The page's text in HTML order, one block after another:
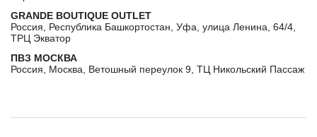
GRANDE BOUTIQUE OUTLET
Россия, Республика Башкортостан, Уфа, улица Ленина, 64/4,
ТРЦ Экватор
ПВЗ МОСКВА
Россия, Москва, Ветошный переулок 9, ТЦ Никольский Пассаж